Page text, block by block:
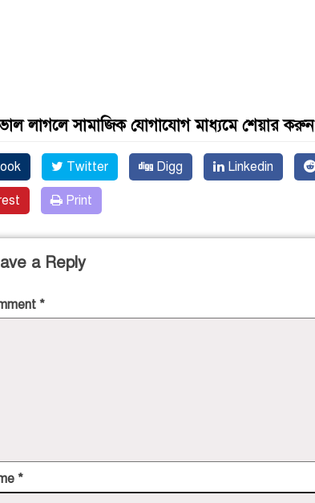
লাগলে সামাজিক যোগাযোগ মাধ্যমে শেয়ার করুন
Twitter Digg Linkedin
Print
a Reply
*
*